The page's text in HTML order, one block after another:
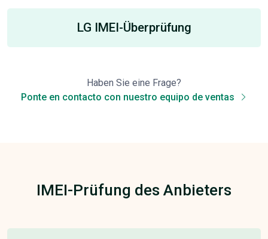
LG IMEI-Überprüfung
Haben Sie eine Frage?
Ponte en contacto con nuestro equipo de ventas
IMEI-Prüfung des Anbieters